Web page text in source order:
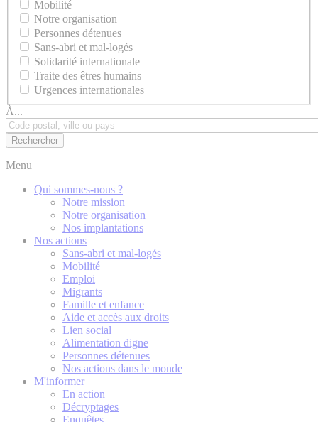
Mobilité
Notre organisation
Personnes détenues
Sans-abri et mal-logés
Solidarité internationale
Traite des êtres humains
Urgences internationales
À...
Menu
Qui sommes-nous ?
Notre mission
Notre organisation
Nos implantations
Nos actions
Sans-abri et mal-logés
Mobilité
Emploi
Migrants
Famille et enfance
Aide et accès aux droits
Lien social
Alimentation digne
Personnes détenues
Nos actions dans le monde
M'informer
En action
Décryptages
Enquêtes